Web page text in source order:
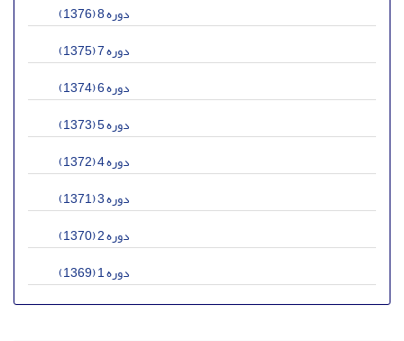
دوره 8 (1376)
دوره 7 (1375)
دوره 6 (1374)
دوره 5 (1373)
دوره 4 (1372)
دوره 3 (1371)
دوره 2 (1370)
دوره 1 (1369)